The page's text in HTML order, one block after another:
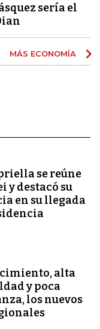
sería el
MÁS ECONOMÍA
se reúne
y destacó su
en su llegada
alta
y poca
los nuevos